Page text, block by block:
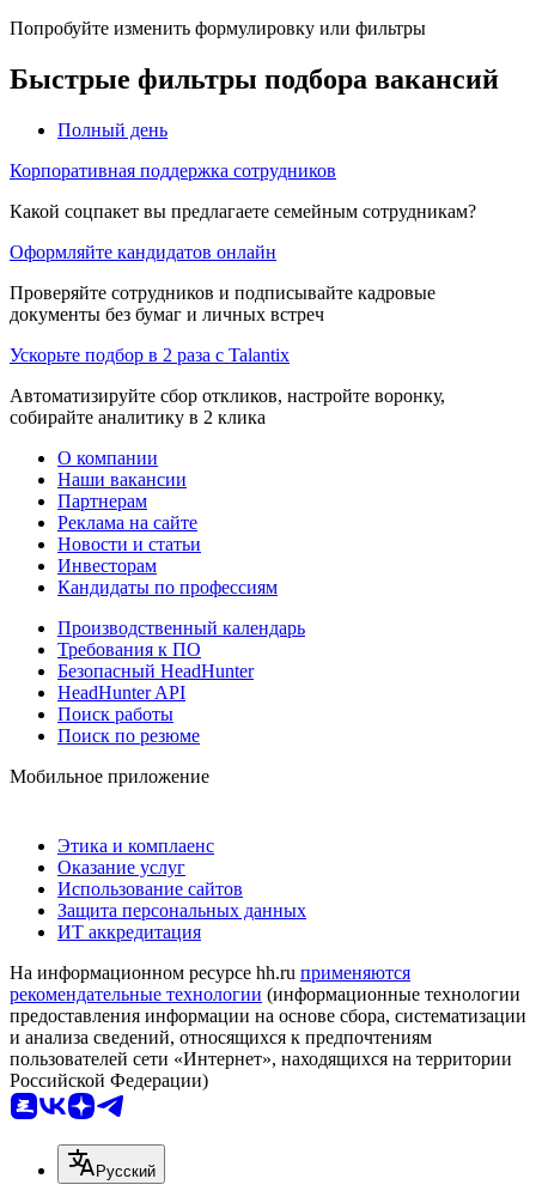
Попробуйте изменить формулировку или фильтры
Быстрые фильтры подбора вакансий
Полный день
Корпоративная поддержка сотрудников
Какой соцпакет вы предлагаете семейным сотрудникам?
Оформляйте кандидатов онлайн
Проверяйте сотрудников и подписывайте кадровые
документы без бумаг и личных встреч
Ускорьте подбор в 2 раза с Talantix
Автоматизируйте сбор откликов, настройте воронку,
собирайте аналитику в 2 клика
О компании
Наши вакансии
Партнерам
Реклама на сайте
Новости и статьи
Инвесторам
Кандидаты по профессиям
Производственный календарь
Требования к ПО
Безопасный HeadHunter
HeadHunter API
Поиск работы
Поиск по резюме
Мобильное приложение
Этика и комплаенс
Оказание услуг
Использование сайтов
Защита персональных данных
ИТ аккредитация
На информационном ресурсе hh.ru применяются
рекомендательные технологии (информационные технологии
предоставления информации на основе сбора, систематизации
и анализа сведений, относящихся к предпочтениям
пользователей сети «Интернет», находящихся на территории
Российской Федерации)
Русский